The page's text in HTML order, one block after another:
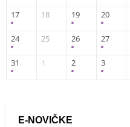
17 18 19 20
24 25 26 27
31 1 2 3
E-NOVIČKE